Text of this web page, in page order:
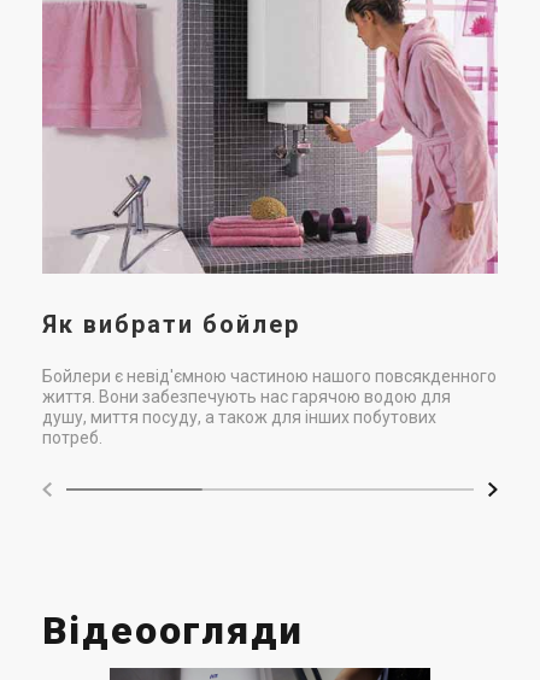
Як вибрати бойлер
Бойлери є невід'ємною частиною нашого повсякденного
життя. Вони забезпечують нас гарячою водою для
душу, миття посуду, а також для інших побутових
потреб.
Відеоогляди